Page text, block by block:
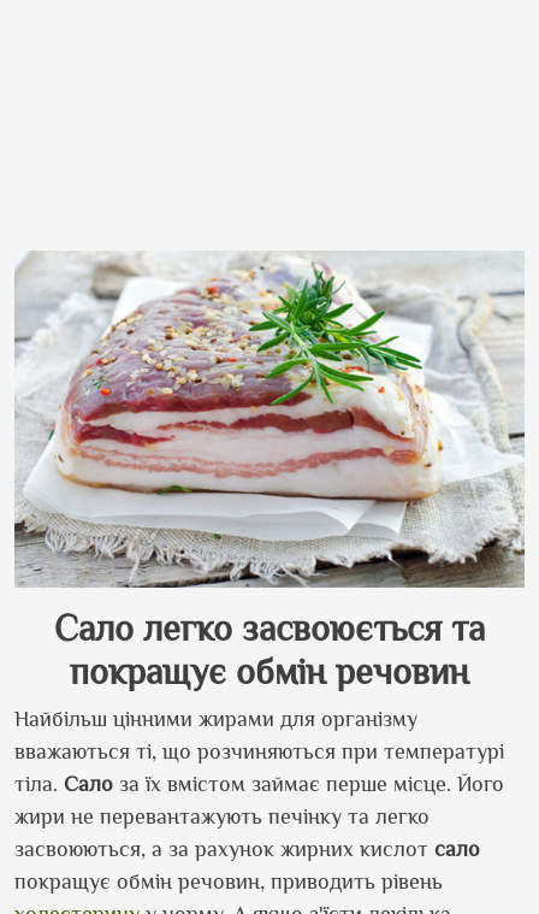
Сало легко засвоюється та
покращує обмін речовин
Найбільш цінними жирами для організму
вважаються ті, що розчиняються при температурі
тіла. Сало за їх вмістом займає перше місце. Його
жири не перевантажують печінку та легко
засвоюються, а за рахунок жирних кислот сало
покращує обмін речовин, приводить рівень